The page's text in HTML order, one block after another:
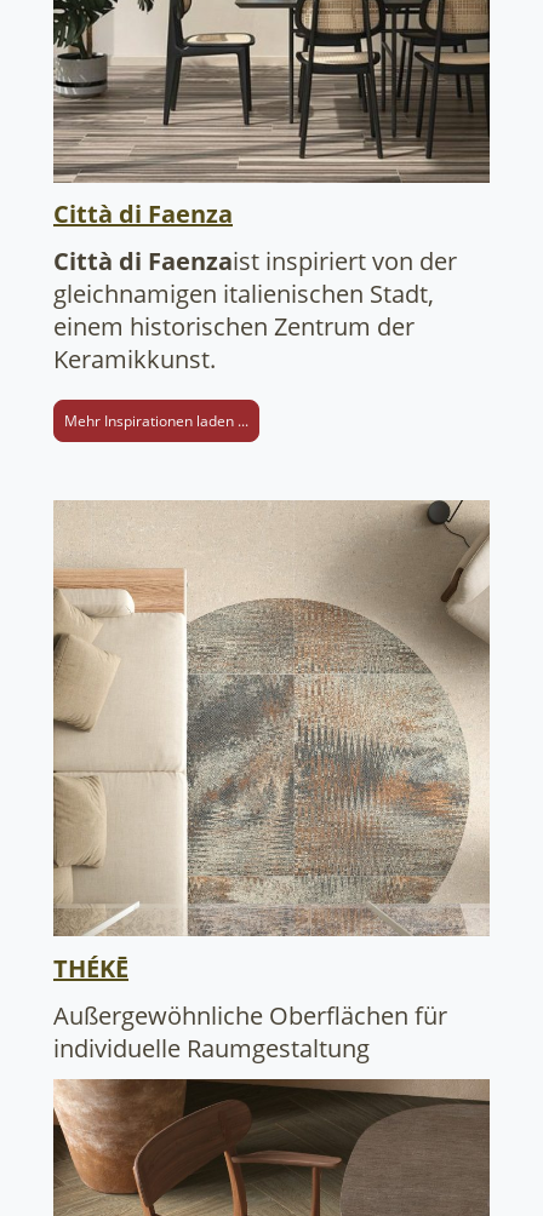
Città di Faenza
Città di Faenzaist inspiriert von der
gleichnamigen italienischen Stadt,
einem historischen Zentrum der
Keramikkunst.
Mehr Inspirationen laden ...
THÉKĒ
Außergewöhnliche Oberflächen für
individuelle Raumgestaltung